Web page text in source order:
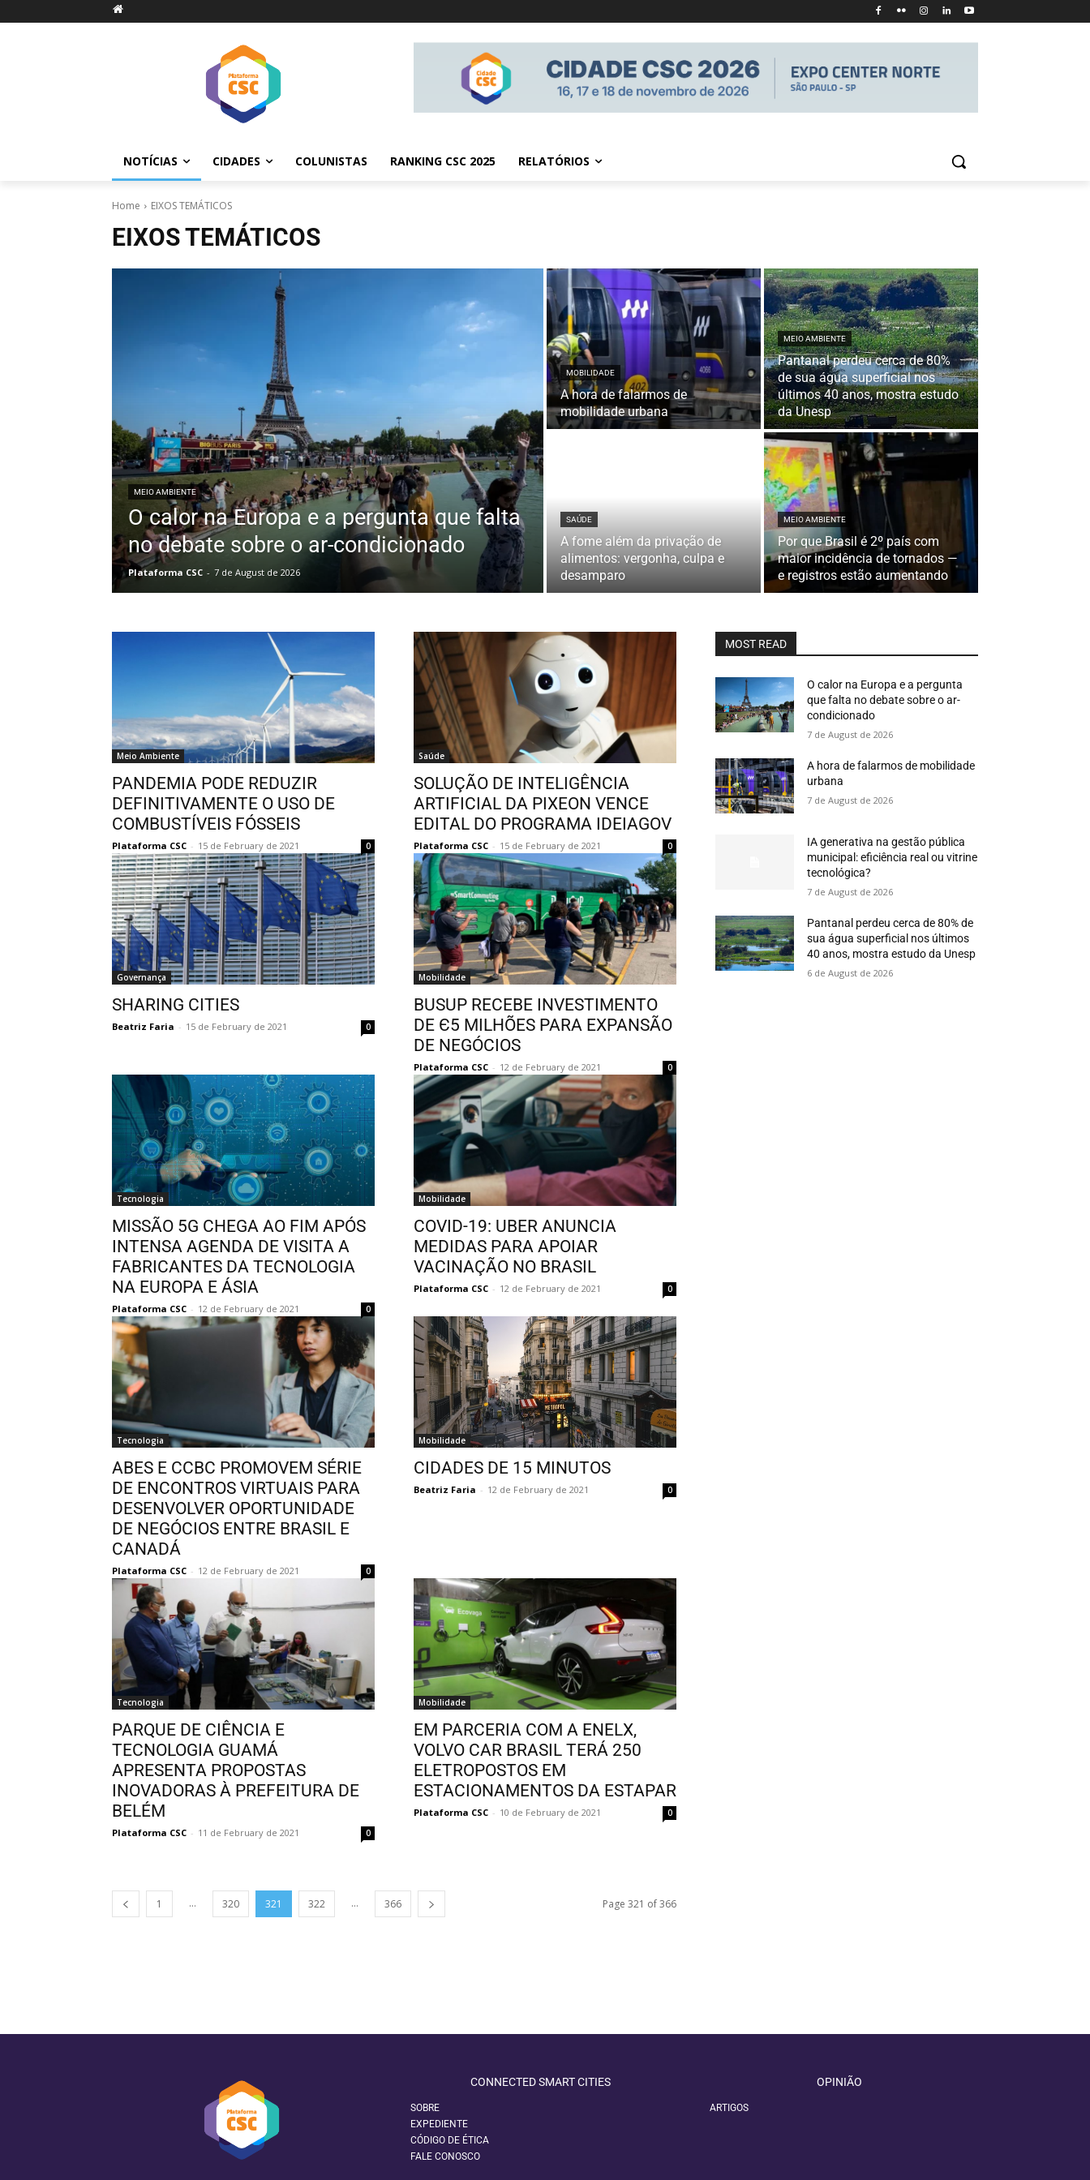
NOTÍCIAS CIDADES COLUNISTAS RANKING CSC 2025 RELATÓRIOS
Home EIXOS TEMÁTICOS
EIXOS TEMÁTICOS
MEIO AMBIENTE
O calor na Europa e a pergunta que falta
no debate sobre o ar-condicionado
Plataforma CSC - 7 de August de 2026
MOBILIDADE
A hora de falarmos de
mobilidade urbana
MEIO AMBIENTE
Pantanal perdeu cerca de 80%
de sua água superficial nos
últimos 40 anos, mostra estudo
da Unesp
SAÚDE
A fome além da privação de
alimentos: vergonha, culpa e
desamparo
MEIO AMBIENTE
Por que Brasil é 2º país com
maior incidência de tornados —
e registros estão aumentando
Meio Ambiente
PANDEMIA PODE REDUZIR
DEFINITIVAMENTE O USO DE
COMBUSTÍVEIS FÓSSEIS
Plataforma CSC - 15 de February de 2021 0
Saúde
SOLUÇÃO DE INTELIGÊNCIA
ARTIFICIAL DA PIXEON VENCE
EDITAL DO PROGRAMA IDEIAGOV
Plataforma CSC - 15 de February de 2021 0
Governança
SHARING CITIES
Beatriz Faria - 15 de February de 2021 0
Mobilidade
BUSUP RECEBE INVESTIMENTO
DE Є5 MILHÕES PARA EXPANSÃO
DE NEGÓCIOS
Plataforma CSC - 12 de February de 2021 0
Tecnologia
MISSÃO 5G CHEGA AO FIM APÓS
INTENSA AGENDA DE VISITA A
FABRICANTES DA TECNOLOGIA
NA EUROPA E ÁSIA
Plataforma CSC - 12 de February de 2021 0
Mobilidade
COVID-19: UBER ANUNCIA
MEDIDAS PARA APOIAR
VACINAÇÃO NO BRASIL
Plataforma CSC - 12 de February de 2021 0
Tecnologia
ABES E CCBC PROMOVEM SÉRIE
DE ENCONTROS VIRTUAIS PARA
DESENVOLVER OPORTUNIDADE
DE NEGÓCIOS ENTRE BRASIL E
CANADÁ
Plataforma CSC - 12 de February de 2021 0
Mobilidade
CIDADES DE 15 MINUTOS
Beatriz Faria - 12 de February de 2021 0
Tecnologia
PARQUE DE CIÊNCIA E
TECNOLOGIA GUAMÁ
APRESENTA PROPOSTAS
INOVADORAS À PREFEITURA DE
BELÉM
Plataforma CSC - 11 de February de 2021 0
Mobilidade
EM PARCERIA COM A ENELX,
VOLVO CAR BRASIL TERÁ 250
ELETROPOSTOS EM
ESTACIONAMENTOS DA ESTAPAR
Plataforma CSC - 10 de February de 2021 0
1 ... 320 321 322 ... 366 Page 321 of 366
MOST READ
O calor na Europa e a pergunta
que falta no debate sobre o ar-
condicionado
7 de August de 2026
A hora de falarmos de mobilidade
urbana
7 de August de 2026
IA generativa na gestão pública
municipal: eficiência real ou vitrine
tecnológica?
7 de August de 2026
Pantanal perdeu cerca de 80% de
sua água superficial nos últimos
40 anos, mostra estudo da Unesp
6 de August de 2026
CONNECTED SMART CITIES
SOBRE
EXPEDIENTE
CÓDIGO DE ÉTICA
FALE CONOSCO
OPINIÃO
ARTIGOS